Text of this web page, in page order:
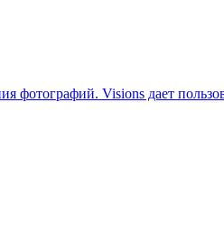
фотографий. Visions дает